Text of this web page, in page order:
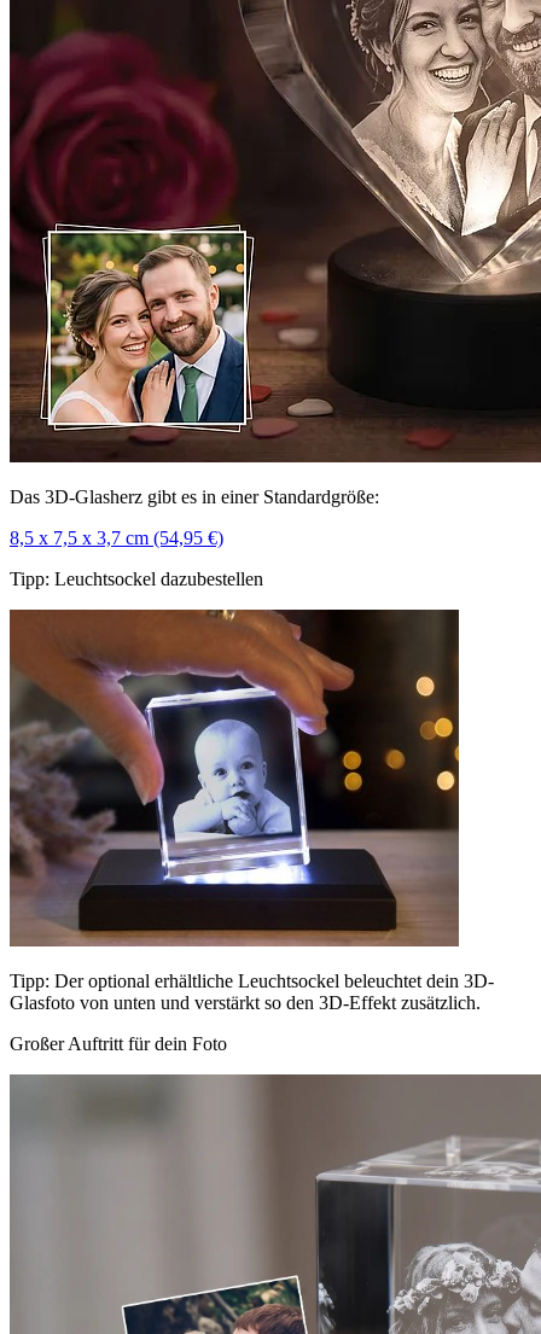
Das 3D-Glasherz gibt es in einer Standardgröße:
8,5 x 7,5 x 3,7 cm (54,95 €)
Tipp: Leuchtsockel dazubestellen
Tipp: Der optional erhältliche Leuchtsockel beleuchtet dein 3D-
Glasfoto von unten und verstärkt so den 3D-Effekt zusätzlich.
Großer Auftritt für dein Foto